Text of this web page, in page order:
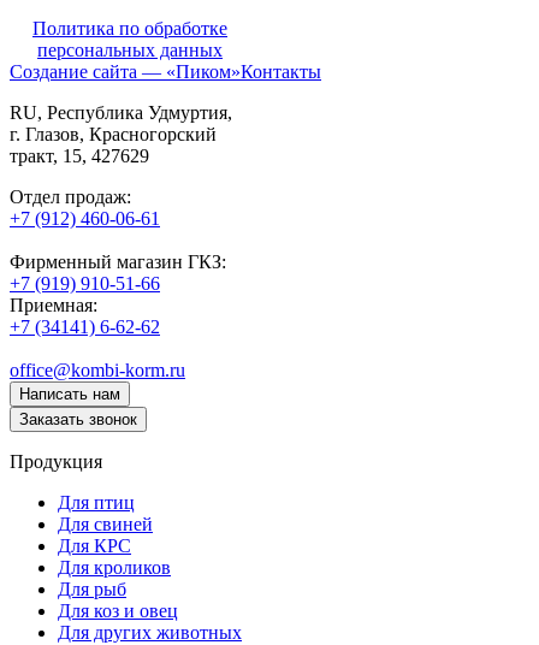
Политика по обработке
персональных данных
Создание сайта — «Пиком»Контакты
RU, Республика Удмуртия,
г. Глазов, Красногорский
тракт, 15, 427629
Отдел продаж:
+7 (912) 460-06-61
Фирменный магазин ГКЗ:
+7 (919) 910-51-66
Приемная:
+7 (34141) 6-62-62
office@kombi-korm.ru
Написать нам
Заказать звонок
Продукция
Для птиц
Для свиней
Для КРС
Для кроликов
Для рыб
Для коз и овец
Для других животных